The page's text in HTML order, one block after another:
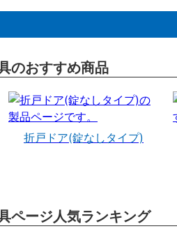
のおすすめ商品
折戸ドア(錠なしタイプ)
ページ人気ランキング